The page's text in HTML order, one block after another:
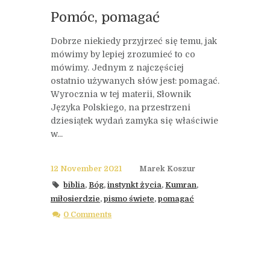
Pomóc, pomagać
Dobrze niekiedy przyjrzeć się temu, jak
mówimy by lepiej zrozumieć to co
mówimy. Jednym z najczęściej
ostatnio używanych słów jest: pomagać.
Wyrocznia w tej materii, Słownik
Języka Polskiego, na przestrzeni
dziesiątek wydań zamyka się właściwie
w...
12 November 2021
Marek Koszur
biblia, Bóg,instynkt życia,Kumran,
miłosierdzie, pismo świete, pomagać
0 Comments